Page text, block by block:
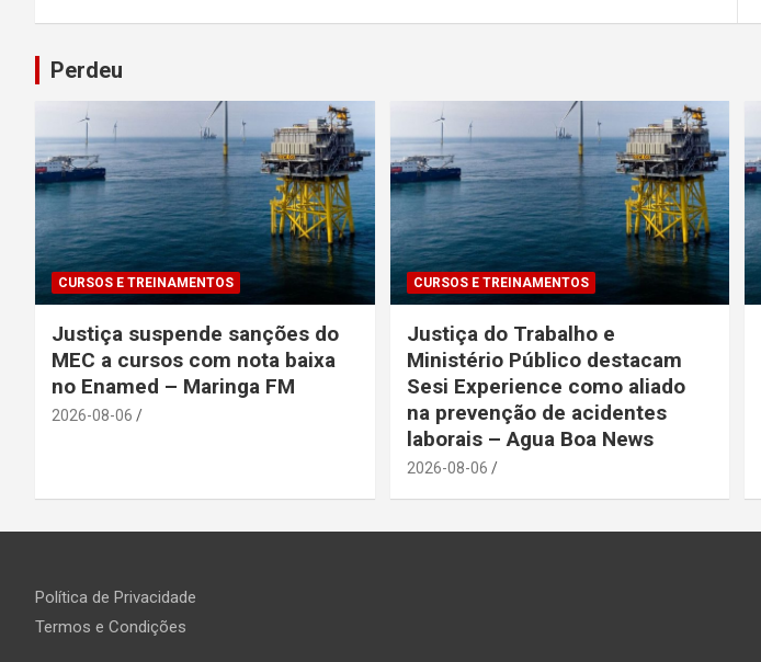
Post
Perdeu
CURSOS E TREINAMENTOS
Justiça suspende sanções do
MEC a cursos com nota baixa
no Enamed – Maringa FM
2026-08-06
CURSOS E TREINAMENTOS
Justiça do Trabalho e
Ministério Público destacam
Sesi Experience como aliado
na prevenção de acidentes
laborais – Agua Boa News
2026-08-06
Política de Privacidade
Termos e Condições